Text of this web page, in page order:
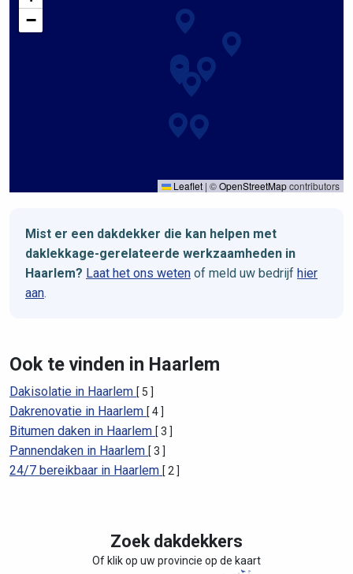
−
Leaflet | ©OpenStreetMapcontributors
Mist er een dakdekker die kan helpen met
daklekkage-gerelateerde werkzaamheden in
Haarlem? Laat het ons weten of meld uw bedrijf hier
aan.
Ook te vinden in Haarlem
Dakisolatie in Haarlem [ 5 ]
Dakrenovatie in Haarlem [ 4 ]
Bitumen daken in Haarlem [ 3 ]
Pannendaken in Haarlem [ 3 ]
24/7 bereikbaar in Haarlem [ 2 ]
Zoek dakdekkers
Of klik op uw provincie op de kaart